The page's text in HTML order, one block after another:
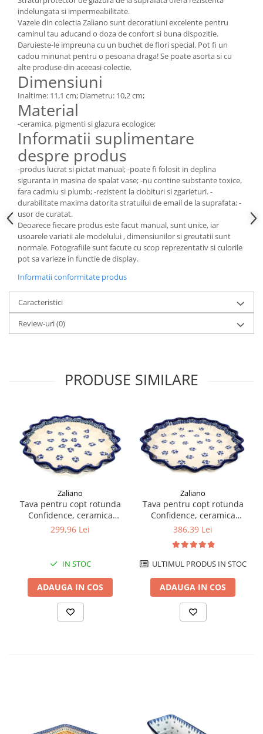
indelungata si impermeabilitate.
Vazele din colectia Zaliano sunt decoratiuni excelente pentru
caminul tau aducand o doza de confort si buna dispozitie.
Daruieste-le impreuna cu un buchet de flori special. Pot fi un
cadou minunat pentru o pesoana draga! Se poate asorta si cu
alte produse din aceeasi colectie.
Dimensiuni
Inaltime: 11,1 cm; Diametru: 10,2 cm;
Material
-ceramica, pigmenti si glazura ecologice;
Informatii suplimentare
despre produs
-produs lucrat si pictat manual; -poate fi folosit in deplina
siguranta in masina de spalat vase; -nu contine substante toxice,
fara cadmiu si plumb; -rezistent la ciobituri si zgarieturi. -
durabilitate maxima datorita stratuilui de email de la suprafata; -
usor de curatat.
Deoarece fiecare produs este facut manual, sunt unice, iar
usoarele variatii ale modelului , dimensiunilor si greutatii sunt
normale. Fotografiile sunt facute cu scop reprezentativ si culorile
pot sa varieze in functie de display.
Informatii conformitate produs
Caracteristici
Review-uri(0)
PRODUSE SIMILARE
Zaliano
Tava pentru copt rotunda
Confidence, ceramica
smaltuita, pictata manual,
299,96 Lei
IN STOC
ADAUGA IN COS
Zaliano
Tava pentru copt rotunda
Confidence, ceramica
smaltuita, pictata manual,
1,6 L
386,39 Lei
ULTIMUL PRODUS IN STOC
ADAUGA IN COS